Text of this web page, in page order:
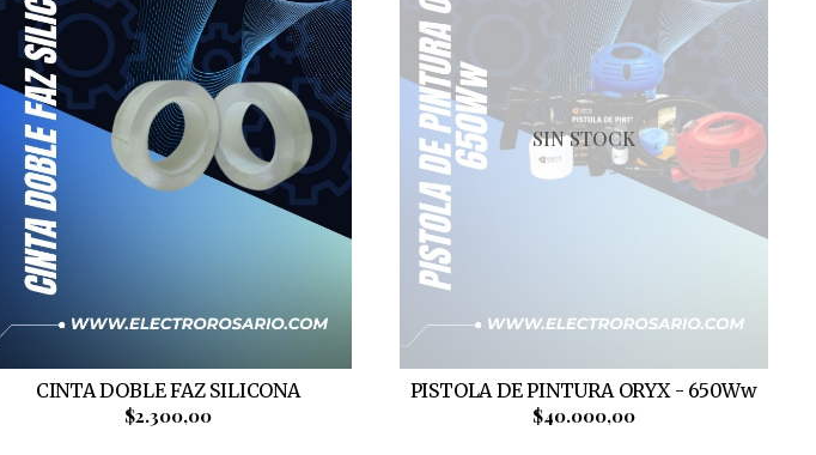
CINTA DOBLE FAZ SILICONA
$2.300,00
SIN STOCK
PISTOLA DE PINTURA ORYX - 650Ww
$40.000,00